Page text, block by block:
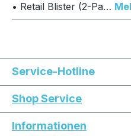
• Retail Blister (2-Pa…
Service-Hotline
Shop Service
Informationen